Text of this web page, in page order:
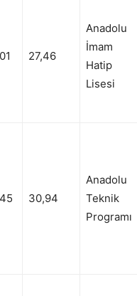
27,46
Anadolu
İmam
Hatip
Lisesi
30,94
Anadolu
Teknik
Programı